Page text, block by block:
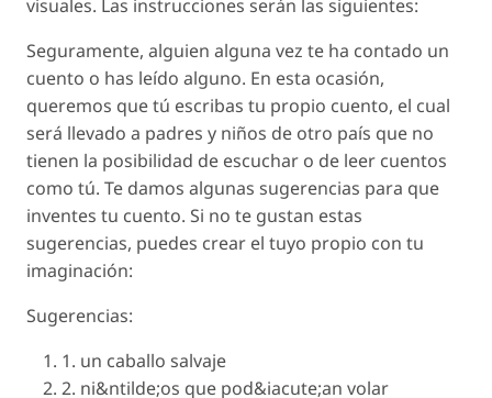
visuales. Las instrucciones serán las siguientes:
Seguramente, alguien alguna vez te ha contado un
cuento o has leído alguno. En esta ocasión,
queremos que tú escribas tu propio cuento, el cual
será llevado a padres y niños de otro país que no
tienen la posibilidad de escuchar o de leer cuentos
como tú. Te damos algunas sugerencias para que
inventes tu cuento. Si no te gustan estas
sugerencias, puedes crear el tuyo propio con tu
imaginación:
Sugerencias:
1. un caballo salvaje
2. ni&ntilde;os que pod&iacute;an volar